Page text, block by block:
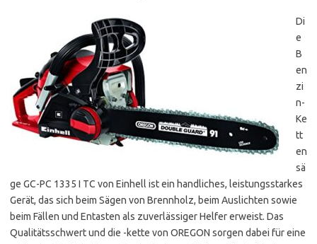
Di
e
B
en
zi
n-
Ke
tt
en
sä
ge GC-PC 1335 I TC von Einhell ist ein handliches, leistungsstarkes
Gerät, das sich beim Sägen von Brennholz, beim Auslichten sowie
beim Fällen und Entasten als zuverlässiger Helfer erweist. Das
Qualitätsschwert und die -kette von OREGON sorgen dabei für eine